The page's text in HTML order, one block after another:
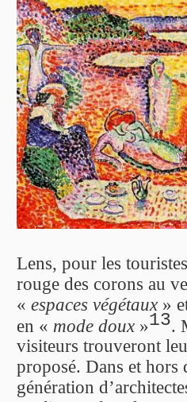
Lens, pour les
rouge des corons au
« espaces végétaux »
en « mode doux »13.
visiteurs trouveront
proposé. Dans et
génération